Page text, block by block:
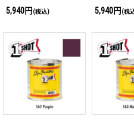
5,940円 (税込)
5,940円 (税